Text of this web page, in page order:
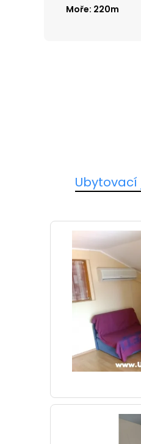
Moře: 220m